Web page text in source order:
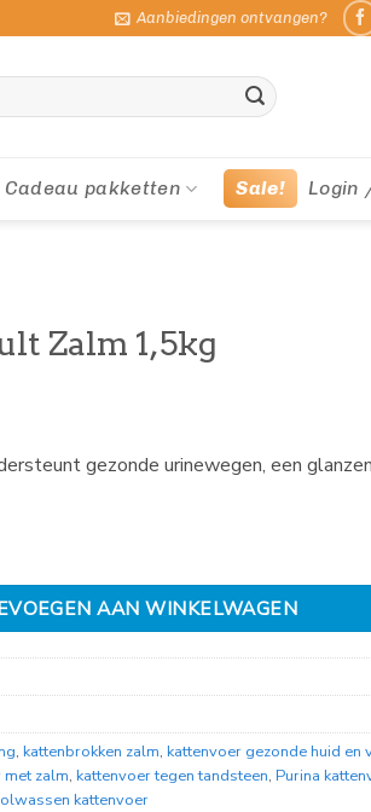
Aanbiedingen ontvangen?
Cadeau pakketten Sale! Login
Zalm 1,5kg
gezonde urinewegen, een
AAN WINKELWAGEN
, kattenbrokken zalm, kattenvoer gezonde huid en
zalm, kattenvoer tegen tandsteen, Purina
kattenvoer